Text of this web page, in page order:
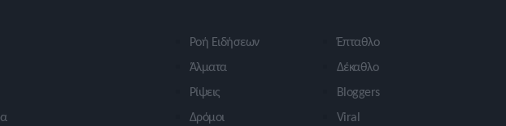
Ροή Ειδήσεων
Άλματα
Ρίψεις
Δρόμοι
Έπταθλο
Δέκαθλο
Bloggers
Viral